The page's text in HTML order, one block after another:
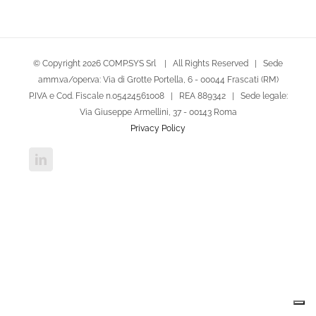
© Copyright 2026 COMP.SYS Srl | All Rights Reserved | Sede
amm.va/oper.va: Via di Grotte Portella, 6 - 00044 Frascati (RM)
P.IVA e Cod. Fiscale n.05424561008 | REA 889342 | Sede legale:
Via Giuseppe Armellini, 37 - 00143 Roma
Privacy Policy
LinkedIn